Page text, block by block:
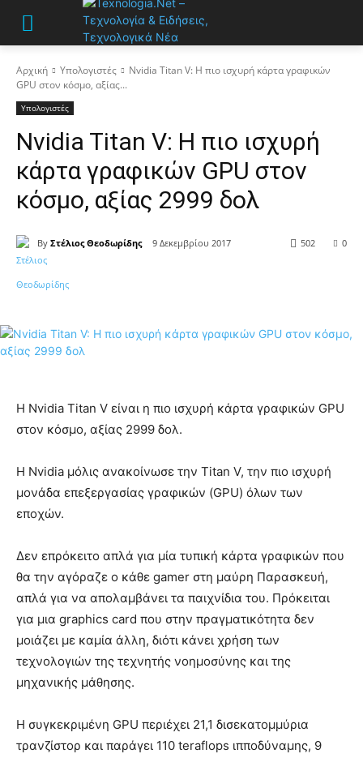
Αρχική Υπολογιστές
Nvidia Titan V: Η πιο ισχυρή κάρτα γραφικών
GPU στον κόσμο, αξίας...
Υπολογιστές
Nvidia Titan V: Η πιο ισχυρή
κάρτα γραφικών GPU στον
κόσμο, αξίας 2999 δολ
By Στέλιος Θεοδωρίδης 9 Δεκεμβρίου 2017 0
502
Η Nvidia Titan V είναι η πιο ισχυρή κάρτα γραφικών GPU
στον κόσμο, αξίας 2999 δολ.
Η Nvidia μόλις ανακοίνωσε την Titan V, την πιο ισχυρή
μονάδα επεξεργασίας γραφικών (GPU) όλων των
εποχών.
Δεν επρόκειτο απλά για μία τυπική κάρτα γραφικών που
θα την αγόραζε ο κάθε gamer στη μαύρη Παρασκευή,
απλά για να απολαμβάνει τα παιχνίδια του. Πρόκειται
για μια graphics card που στην πραγματικότητα δεν
μοιάζει με καμία άλλη, διότι κάνει χρήση των
τεχνολογιών της τεχνητής νοημοσύνης και της
μηχανικής μάθησης.
Η συγκεκριμένη GPU περιέχει 21,1 δισεκατομμύρια
τρανζίστορ και παράγει 110 teraflops ιπποδύναμης, 9